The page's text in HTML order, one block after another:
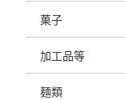
菓子
加工品等
麺類